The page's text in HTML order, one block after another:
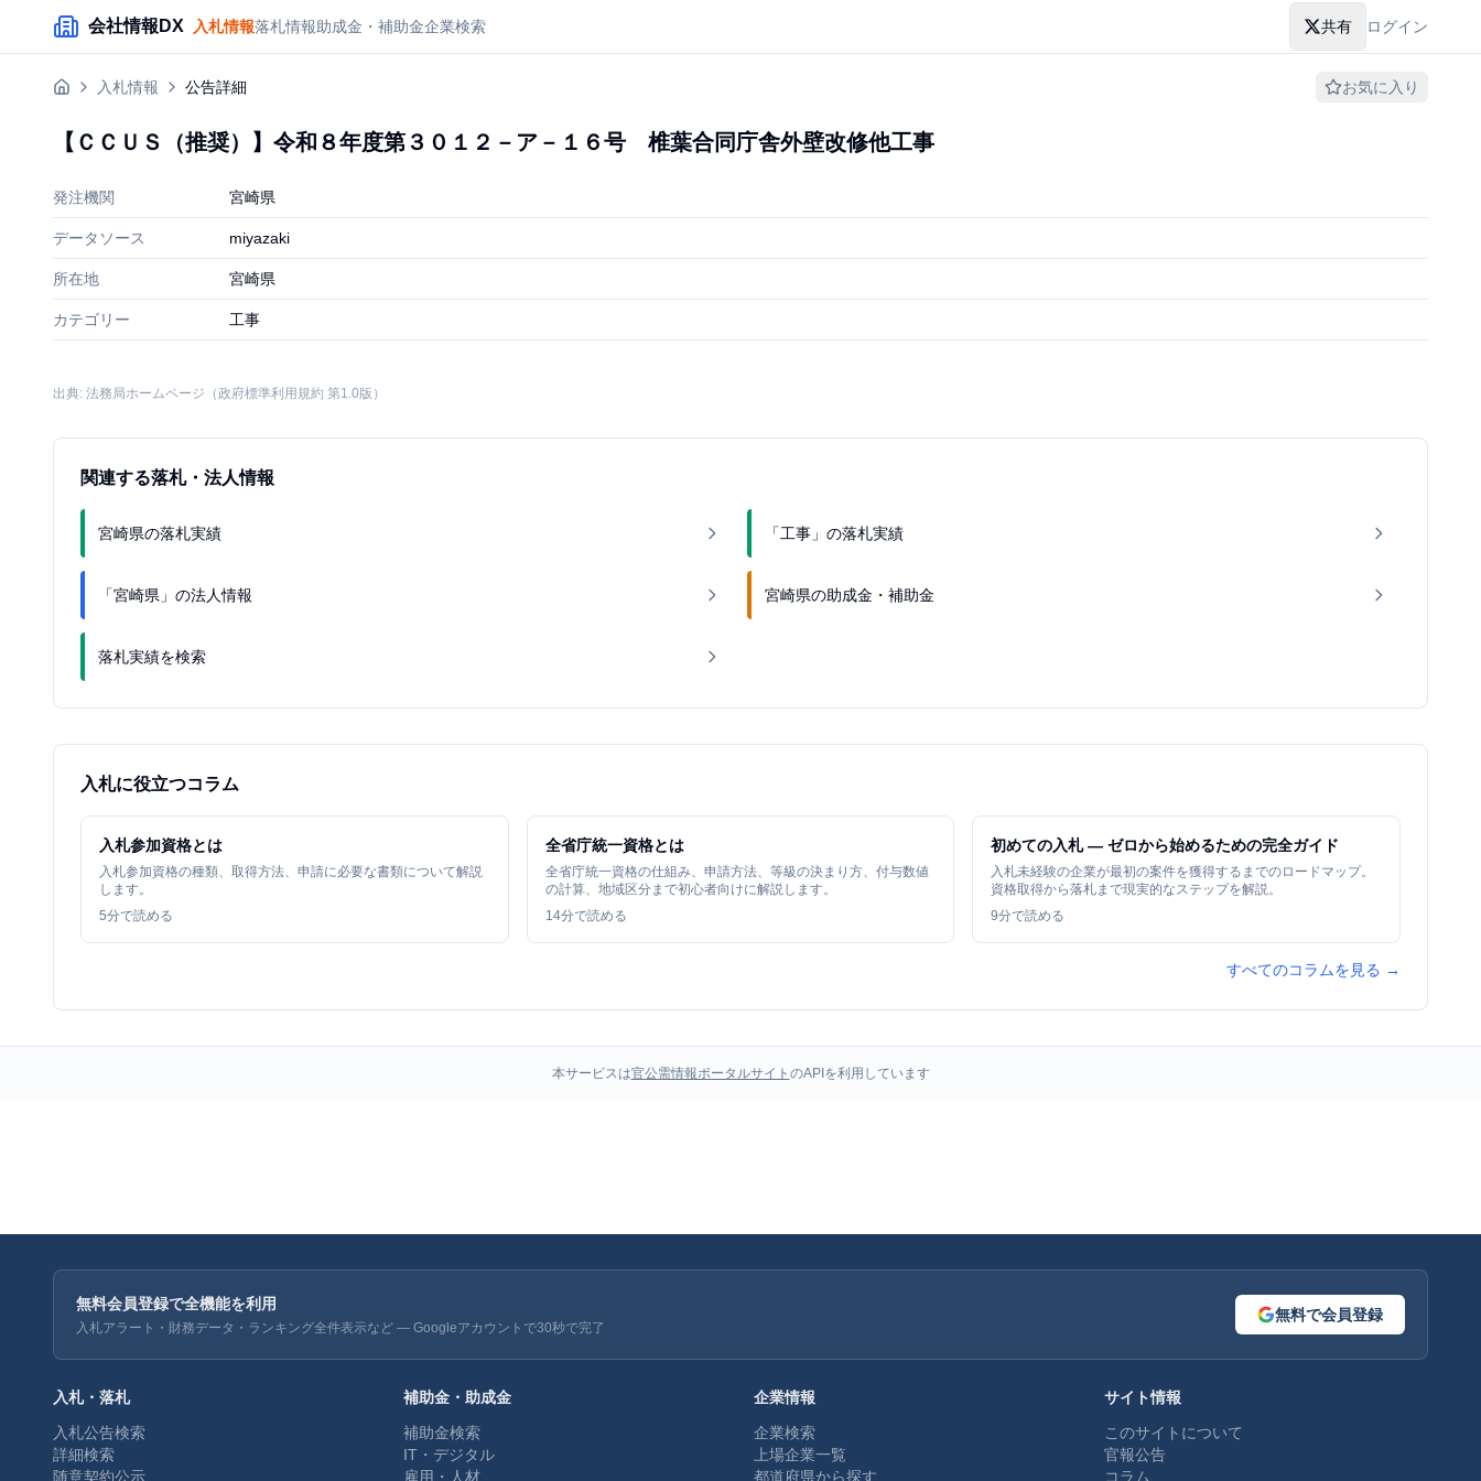
メインコンテンツにスキップ
会社情報DX 入札情報落札情報助成金・補助金企業検索 共有 ログイン
入札情報 公告詳細 お気に入り
【ＣＣＵＳ（推奨）】令和８年度第３０１２－ア－１６号 椎葉合同庁舎外壁改修他工事
発注機関 宮崎県
データソース miyazaki
所在地 宮崎県
カテゴリー 工事
出典: 法務局ホームページ（政府標準利用規約 第1.0版）
関連する落札・法人情報
宮崎県の落札実績 「工事」の落札実績
「宮崎県」の法人情報 宮崎県の助成金・補助金
落札実績を検索
入札に役立つコラム
入札参加資格とは
入札参加資格の種類、取得方法、申請に必要な書類について解説
します。
5分で読める
全省庁統一資格とは
全省庁統一資格の仕組み、申請方法、等級の決まり方、付与数値
の計算、地域区分まで初心者向けに解説します。
14分で読める
初めての入札 — ゼロから始めるための完全ガイド
入札未経験の企業が最初の案件を獲得するまでのロードマップ。
資格取得から落札まで現実的なステップを解説。
9分で読める
すべてのコラムを見る →
本サービスは官公需情報ポータルサイト のAPIを利用しています
無料会員登録で全機能を利用
入札アラート・財務データ・ランキング全件表示など — Googleアカウントで30秒で完了
無料で会員登録
入札・落札
入札公告検索
詳細検索
随意契約公示
補助金・助成金
補助金検索
IT・デジタル
雇用・人材
企業情報
企業検索
上場企業一覧
都道府県から探す
サイト情報
このサイトについて
官報公告
コラム